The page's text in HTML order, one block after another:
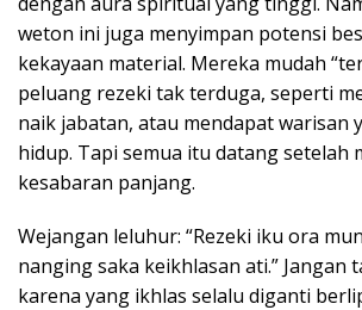
weton ini juga menyimpan potensi
kekayaan material. Mereka mudah
peluang rezeki tak terduga, seperti
naik jabatan, atau mendapat warisan
hidup. Tapi semua itu datang setelah
kesabaran panjang.
Wejangan leluhur: “Rezeki iku ora
nanging saka keikhlasan ati.” Jangan
karena yang ikhlas selalu diganti